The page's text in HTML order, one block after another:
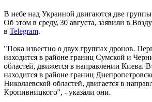
В небе над Украиной двигаются две
Об этом в среду, 30 августа, заявили в
в Telegram.
"Пока известно о двух группах дронов.
находится в районе границ Сумской и
областей, движется в направлении Киева.
находится в районе границ
Николаевской областей, двигается в
Кропивницкого", - указали они.